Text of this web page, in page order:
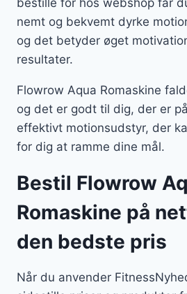
nemt og bekvemt dyrke
og det betyder øget
resultater.
Flowrow Aqua Romaskine
og det er godt til dig, der er
effektivt motionsudstyr, der
for dig at ramme dine mål.
Bestil Flowrow
Romaskine på
den bedste pris
Når du anvender